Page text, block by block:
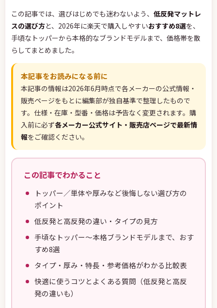
この記事では、選びはじめでも迷わないよう、 低反発マットレ
スの選び方と、2026年に楽天で購入しやすいおすすめ8選を、
手頃なトッパーから本格的なブランドモデルまで、価格帯を散
らしてまとめました。
本記事をお読みになる前に
本記事の情報は2026年6月時点で各メーカーの公式情報・
販売ページをもとに編集部が独自基準で整理したもので
す。仕様・在庫・型番・価格は予告なく変更されます。購
入前に必ず各メーカー公式サイト・販売店ページで最新情
報をご確認ください。
この記事でわかること
トッパー／単体や厚みなど後悔しない選び方の
ポイント
低反発と高反発の違い・タイプの見方
手頃なトッパー〜本格ブランドモデルまで、おす
すめ8選
タイプ・厚み・特長・参考価格がわかる比較表
快適に使うコツとよくある質問（低反発と高反
発の違いも）